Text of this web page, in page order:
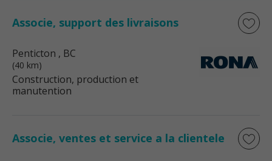
Associe, support des livraisons
Penticton , BC
(40 km)
Construction, production et
manutention
Associe, ventes et service a la clientele